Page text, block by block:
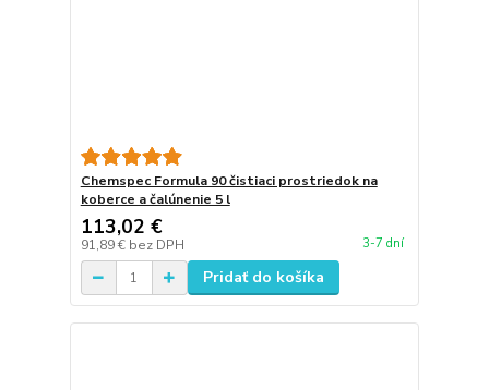
Chemspec Formula 90 čistiaci prostriedok na
koberce a čalúnenie 5 l
113,02 €
91,89 € bez DPH 3-7 dní
Pridať do košíka